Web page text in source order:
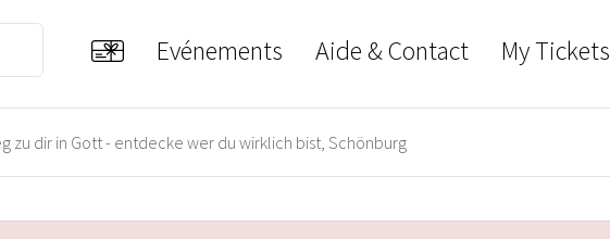
Evénements Aide & Contact My Tickets
zu dir in Gott - entdecke wer du wirklich bist, Schönburg